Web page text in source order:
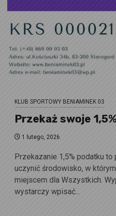
KLUB SPORTOWY BENIAMINEK 03
Przekaż swoje 1,5%
1 lutego, 2026
Przekazanie 1,5% podatku
uczynić środowisko, w
miejscem dla Wszystkich.
wystarczy wpisać...